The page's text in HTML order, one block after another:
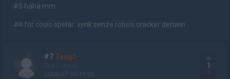
#5 haha mm.
#4 för cosio spelar: xynk senze robsix cracker denwin.
#7 Tengil-
2008-07-30 11:35
1